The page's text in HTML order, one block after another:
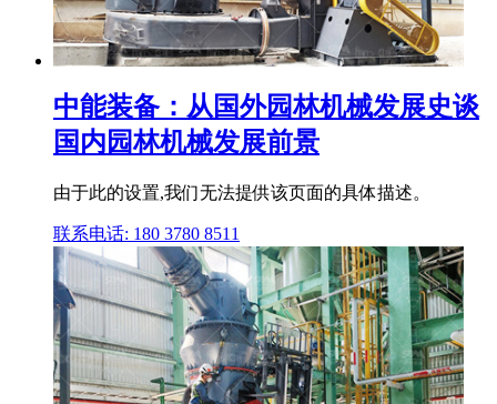
中能装备：从国外园林机械发展史谈
国内园林机械发展前景
由于此的设置,我们无法提供该页面的具体描述。
联系电话: 180 3780 8511